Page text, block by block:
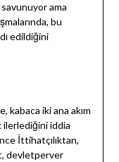
ama
bu
edildiğini
kabaca iki ana akım
ilerlediğini iddia
İttihatçılıktan,
devletperver